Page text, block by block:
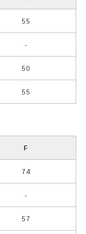
55
-
50
55
F
74
-
57